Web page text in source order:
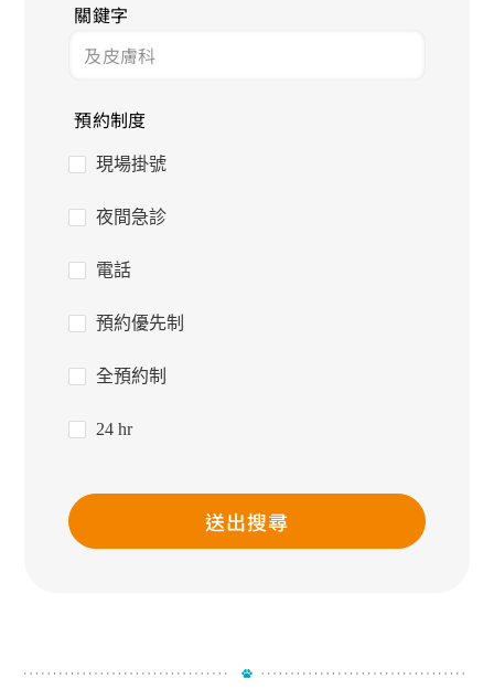
關鍵字
預約制度
現場掛號
夜間急診
電話
預約優先制
全預約制
24 hr
送出搜尋